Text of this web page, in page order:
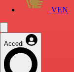
VEN
Accedi